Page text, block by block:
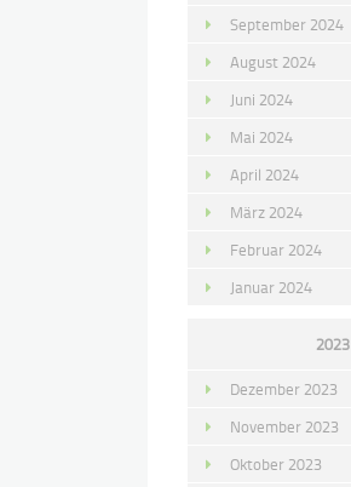
September 2024
August 2024
Juni 2024
Mai 2024
April 2024
März 2024
Februar 2024
Januar 2024
2023
Dezember 2023
November 2023
Oktober 2023